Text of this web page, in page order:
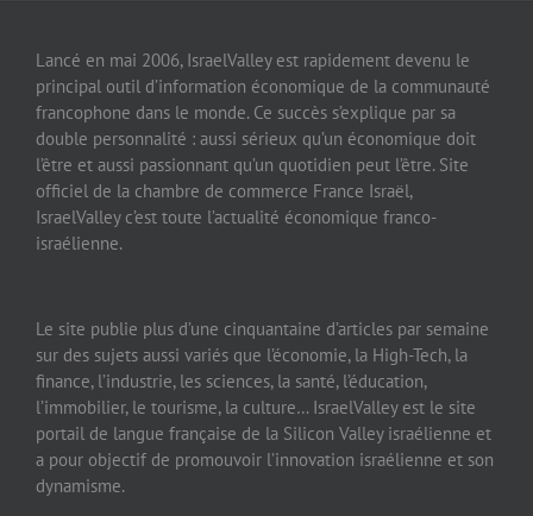
Lancé en mai 2006, IsraelValley est rapidement devenu le
principal outil d’information économique de la communauté
francophone dans le monde. Ce succès s’explique par sa
double personnalité : aussi sérieux qu’un économique doit
l’être et aussi passionnant qu’un quotidien peut l’être. Site
officiel de la chambre de commerce France Israël,
IsraelValley c’est toute l’actualité économique franco-
israélienne.
Le site publie plus d’une cinquantaine d’articles par semaine
sur des sujets aussi variés que l’économie, la High-Tech, la
finance, l’industrie, les sciences, la santé, l’éducation,
l’immobilier, le tourisme, la culture… IsraelValley est le site
portail de langue française de la Silicon Valley israélienne et
a pour objectif de promouvoir l’innovation israélienne et son
dynamisme.